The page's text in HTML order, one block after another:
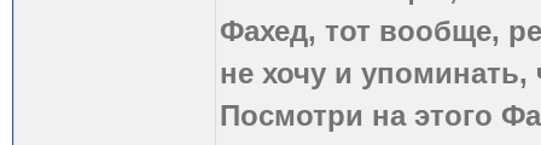
Фахед, тот вообще,
не хочу и
Посмотри на этого